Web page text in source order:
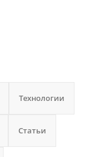
Технологии
Статьи